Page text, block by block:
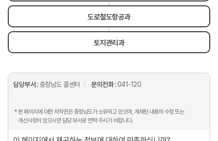
도로철도항공과
토지관리과
담당부서 : 충청남도 콜센터 문의전화 : 041-120
* 본 페이지에 대한 저작권은 충청남도가 소유하고 있으며, 게재된 내용의 수정 또는
개선사항이 있으시면 담당 부서로 연락 주시기 바랍니다.